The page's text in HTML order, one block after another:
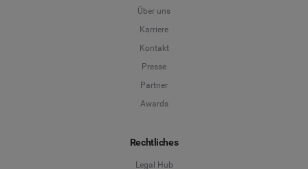
Über uns
Karriere
Kontakt
Presse
Partner
Awards
Rechtliches
Legal Hub